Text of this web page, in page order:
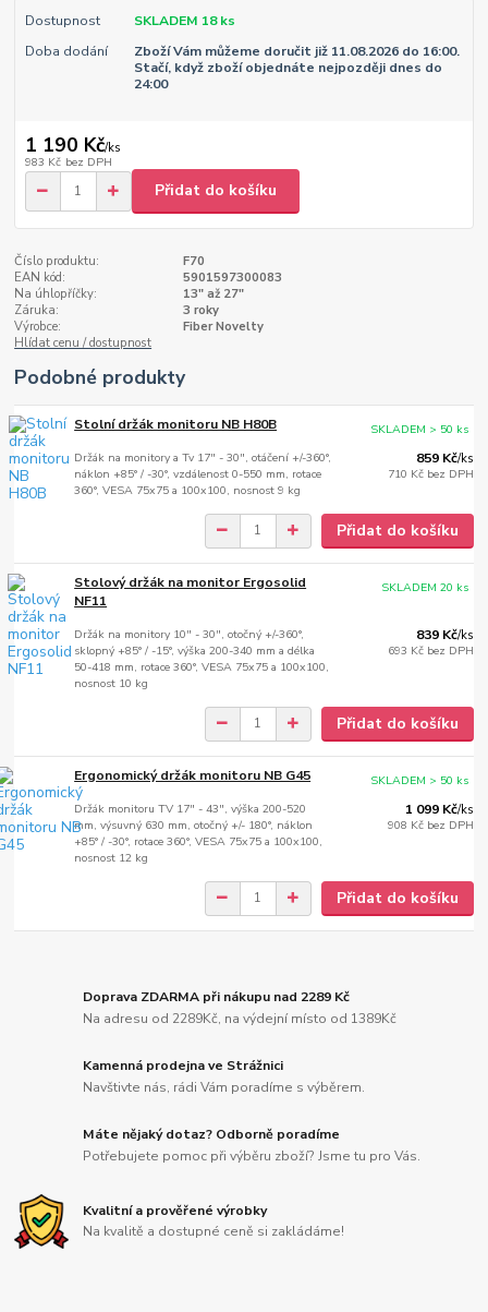
Dostupnost
SKLADEM 18 ks
Doba dodání
Zboží Vám můžeme doručit již 11.08.2026 do 16:00.
Stačí, když zboží objednáte nejpozději dnes do
24:00
1 190 Kč/ks
983 Kč bez DPH
Přidat do košíku
Číslo produktu:
F70
EAN kód:
5901597300083
Na úhlopříčky:
13" až 27"
Záruka:
3 roky
Výrobce:
Fiber Novelty
Hlídat cenu / dostupnost
Podobné produkty
Stolní držák monitoru NB H80B
Držák na monitory a Tv 17" - 30", otáčení +/-360°,
náklon +85° / -30°, vzdálenost 0-550 mm, rotace
360°, VESA 75x75 a 100x100, nosnost 9 kg
859 Kč/ks
710 Kč bez DPH
SKLADEM > 50 ks
Přidat do košíku
Stolový držák na monitor Ergosolid
NF11
Držák na monitory 10" - 30", otočný +/-360°,
sklopný +85° / -15°, výška 200-340 mm a délka
50-418 mm, rotace 360°, VESA 75x75 a 100x100,
nosnost 10 kg
839 Kč/ks
693 Kč bez DPH
SKLADEM 20 ks
Přidat do košíku
Ergonomický držák monitoru NB G45
Držák monitoru TV 17" - 43", výška 200-520
mm, výsuvný 630 mm, otočný +/- 180°, náklon
+85° / -30°, rotace 360°, VESA 75x75 a 100x100,
nosnost 12 kg
1 099 Kč/ks
908 Kč bez DPH
SKLADEM > 50 ks
Přidat do košíku
Doprava ZDARMA při nákupu nad 2289 Kč
Na adresu od 2289Kč, na výdejní místo od 1389Kč
Kamenná prodejna ve Strážnici
Navštivte nás, rádi Vám poradíme s výběrem.
Máte nějaký dotaz? Odborně poradíme
Potřebujete pomoc při výběru zboží? Jsme tu pro Vás.
Kvalitní a prověřené výrobky
Na kvalitě a dostupné ceně si zakládáme!